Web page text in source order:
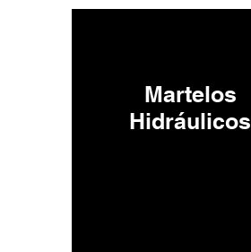
Martelos
Hidráulicos